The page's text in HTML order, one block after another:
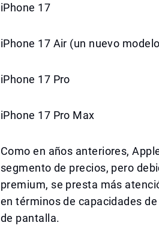
iPhone 17
iPhone 17 Air (un nuevo
iPhone 17 Pro
iPhone 17 Pro Max
Como en años anteriores,
segmento de precios, pero
premium, se presta más
en términos de capacidades
de pantalla.